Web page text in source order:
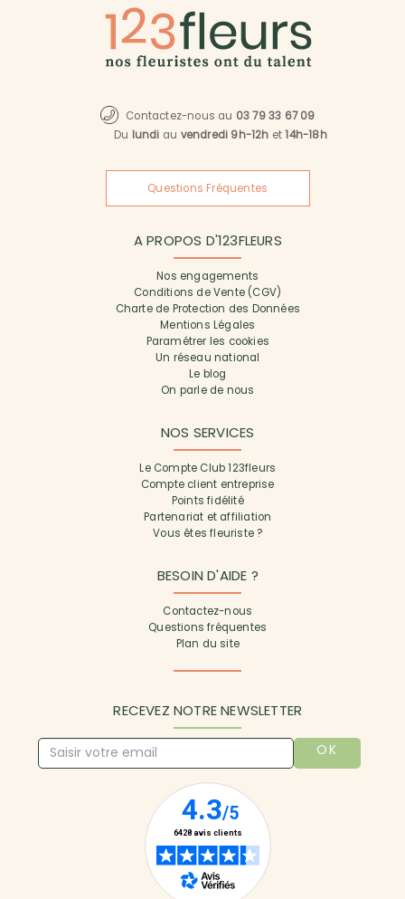
Contactez-nous au 03 79 33 67 09
Du lundi au vendredi 9h-12h et14h-18h
Questions Fréquentes
A PROPOS D'123FLEURS
Nos engagements
Conditions de Vente (CGV)
Charte de Protection des Données
Mentions Légales
Paramétrer les cookies
Un réseau national
Le blog
On parle de nous
NOS SERVICES
Le Compte Club 123fleurs
Compte client entreprise
Points fidélité
Partenariat et affiliation
Vous êtes fleuriste ?
BESOIN D'AIDE ?
Contactez-nous
Questions fréquentes
Plan du site
RECEVEZ NOTRE NEWSLETTER
OK